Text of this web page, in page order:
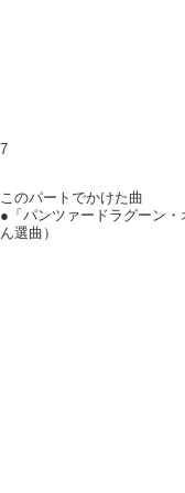
7
このパートでかけた曲
●「パンツァードラグーン
ん選曲）